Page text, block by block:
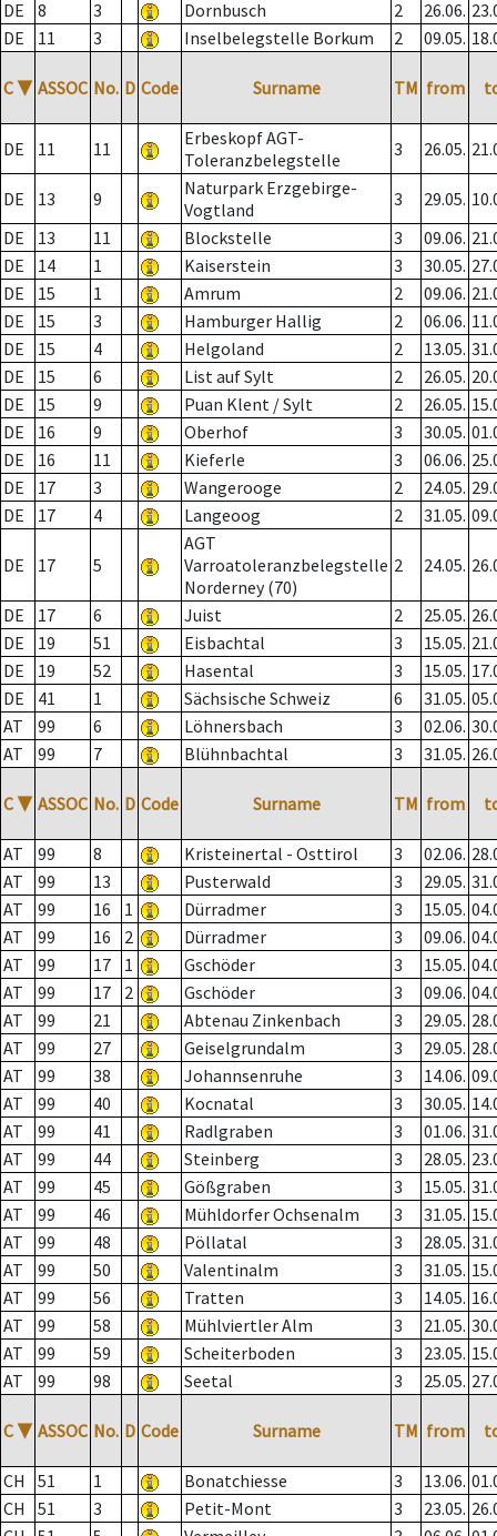
DE
8 3 Dornbusch 2 26.06.
DE
11 3 Inselbelegstelle Borkum 2 09.05.
C ▼ ASSOC No. D Code Surname TM from
DE 11 11
Erbeskopf AGT-
Toleranzbelegstelle
3 26.05.
DE 13 9
Naturpark Erzgebirge-
Vogtland
3 29.05.
DE
13 11 Blockstelle 3 09.06.
DE
14 1 Kaiserstein 3 30.05.
DE
15 1 Amrum 2 09.06.
DE
15 3 Hamburger Hallig 2 06.06.
DE
15 4 Helgoland 2 13.05.
DE
15 6 List auf Sylt 2 26.05.
DE
15 9 Puan Klent / Sylt 2 26.05.
DE
16 9 Oberhof 3 30.05.
DE
16 11 Kieferle 3 06.06.
DE
17 3 Wangerooge 2 24.05.
DE
17 4 Langeoog 2 31.05.
DE 17 5
AGT
Varroatoleranzbelegstelle
Norderney (70)
2 24.05.
DE 17 6 Juist 2 25.05.
DE
19 51 Eisbachtal 3 15.05.
DE
19 52 Hasental 3 15.05.
DE
41 1 Sächsische Schweiz 6 31.05.
AT
99 6 Löhnersbach 3 02.06.
AT
99 7 Blühnbachtal 3 31.05.
C ▼ ASSOC No. D Code Surname TM from
AT 99 8 Kristeinertal - Osttirol 3 02.06.
AT
99 13 Pusterwald 3 29.05.
AT
99 16 1 Dürradmer 3 15.05.
AT
99 16 2 Dürradmer 3 09.06.
AT
99 17 1 Gschöder 3 15.05.
AT
99 17 2 Gschöder 3 09.06.
AT
99 21 Abtenau Zinkenbach 3 29.05.
AT
99 27 Geiselgrundalm 3 29.05.
AT
99 38 Johannsenruhe 3 14.06.
AT
99 40 Kocnatal 3 30.05.
AT
99 41 Radlgraben 3 01.06.
AT
99 44 Steinberg 3 28.05.
AT
99 45 Gößgraben 3 15.05.
AT
99 46 Mühldorfer Ochsenalm 3 31.05.
AT
99 48 Pöllatal 3 28.05.
AT
99 50 Valentinalm 3 31.05.
AT
99 56 Tratten 3 14.05.
AT
99 58 Mühlviertler Alm 3 21.05.
AT
99 59 Scheiterboden 3 23.05.
AT
99 98 Seetal 3 25.05.
C ▼ ASSOC No. D Code Surname TM from
CH 51 1 Bonatchiesse 3 13.06.
CH
51 3 Petit-Mont 3 23.05.